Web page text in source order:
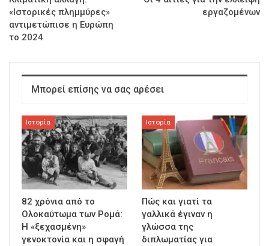
«Ιστορικές πλημμύρες»
αντιμετώπισε η Ευρώπη
το 2024
εργαζομένων
Μπορεί επίσης να σας αρέσει
Ιστορία
82 χρόνια από το
Ολοκαύτωμα των Ρομά:
Η «ξεχασμένη»
γενοκτονία και η σφαγή
Ιστορία
Πώς και γιατί τα
γαλλικά έγιναν η
γλώσσα της
διπλωματίας για